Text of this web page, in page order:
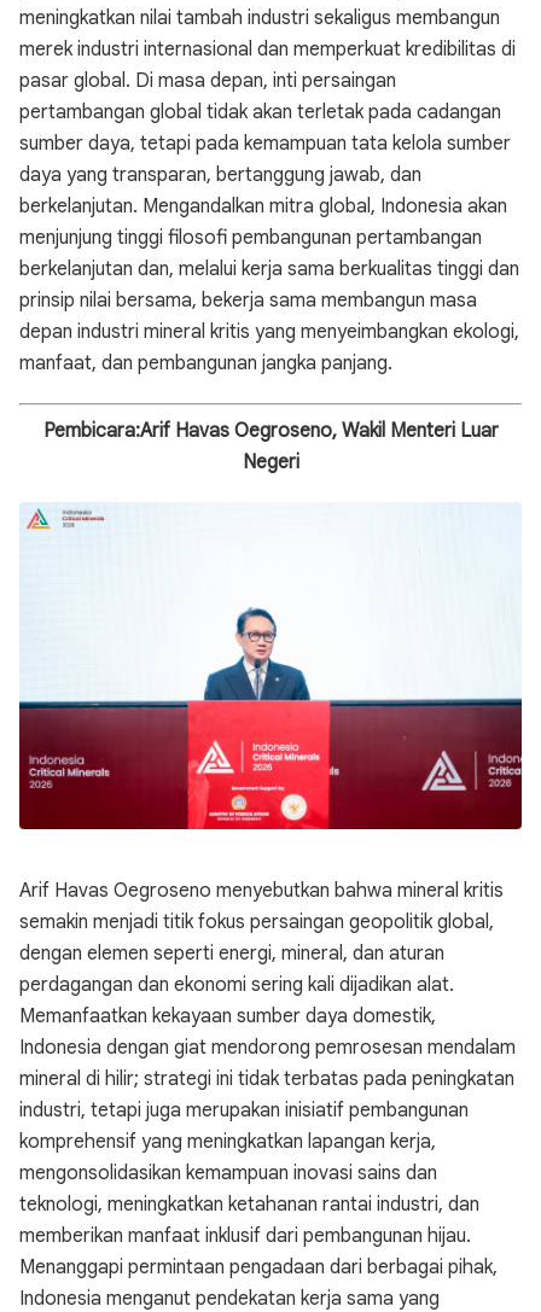
meningkatkan nilai tambah industri sekaligus membangun
merek industri internasional dan memperkuat kredibilitas di
pasar global. Di masa depan, inti persaingan
pertambangan global tidak akan terletak pada cadangan
sumber daya, tetapi pada kemampuan tata kelola sumber
daya yang transparan, bertanggung jawab, dan
berkelanjutan. Mengandalkan mitra global, Indonesia akan
menjunjung tinggi filosofi pembangunan pertambangan
berkelanjutan dan, melalui kerja sama berkualitas tinggi dan
prinsip nilai bersama, bekerja sama membangun masa
depan industri mineral kritis yang menyeimbangkan ekologi,
manfaat, dan pembangunan jangka panjang.
Pembicara:Arif Havas Oegroseno, Wakil Menteri Luar
Negeri
Arif Havas Oegroseno menyebutkan bahwa mineral kritis
semakin menjadi titik fokus persaingan geopolitik global,
dengan elemen seperti energi, mineral, dan aturan
perdagangan dan ekonomi sering kali dijadikan alat.
Memanfaatkan kekayaan sumber daya domestik,
Indonesia dengan giat mendorong pemrosesan mendalam
mineral di hilir; strategi ini tidak terbatas pada peningkatan
industri, tetapi juga merupakan inisiatif pembangunan
komprehensif yang meningkatkan lapangan kerja,
mengonsolidasikan kemampuan inovasi sains dan
teknologi, meningkatkan ketahanan rantai industri, dan
memberikan manfaat inklusif dari pembangunan hijau.
Menanggapi permintaan pengadaan dari berbagai pihak,
Indonesia menganut pendekatan kerja sama yang